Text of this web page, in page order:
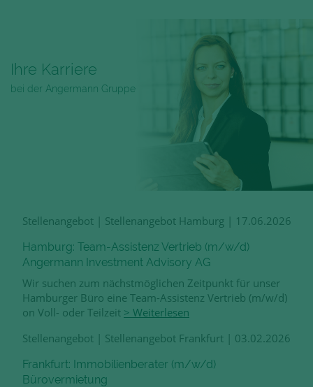
Ihre Karriere
bei der Angermann Gruppe
Stellenangebot | Stellenangebot Hamburg | 17.06.2026
Hamburg: Team-Assistenz Vertrieb (m/w/d)
Angermann Investment Advisory AG
Wir suchen zum nächstmöglichen Zeitpunkt für unser
Hamburger Büro eine Team-Assistenz Vertrieb (m/w/d)
on Voll- oder Teilzeit > Weiterlesen
Stellenangebot | Stellenangebot Frankfurt | 03.02.2026
Frankfurt: Immobilienberater (m/w/d)
Bürovermietung